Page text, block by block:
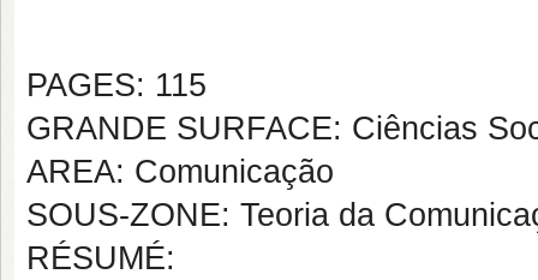
PAGES: 115
GRANDE SURFACE: Ciências
AREA: Comunicação
SOUS-ZONE: Teoria da
RÉSUMÉ: